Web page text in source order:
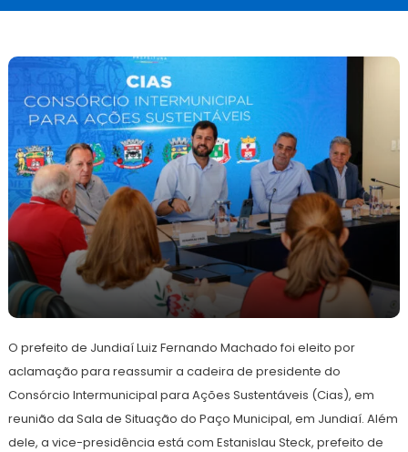
12
junho
de
Redação
O prefeito de Jundiaí Luiz Fernando Machado foi eleito por
aclamação para reassumir a cadeira de presidente do
Consórcio Intermunicipal para Ações Sustentáveis (Cias), em
reunião da Sala de Situação do Paço Municipal, em Jundiaí. Além
dele, a vice-presidência está com Estanislau Steck, prefeito de